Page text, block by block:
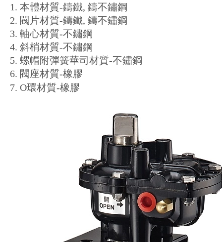
1. 本體材質-鑄鐵, 鑄不鏽鋼
2. 閥片材質-鑄鐵, 鑄不鏽鋼
3. 軸心材質-不鏽鋼
4. 斜梢材質-不鏽鋼
5. 螺帽附彈簧華司材質-不鏽鋼
6. 閥座材質-橡膠
7. O環材質-橡膠